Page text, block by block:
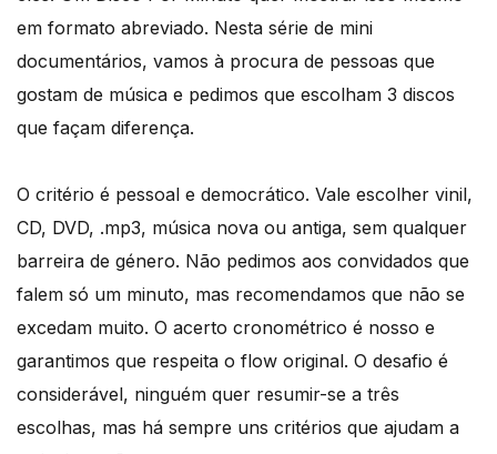
em formato abreviado. Nesta série de mini
documentários, vamos à procura de pessoas que
gostam de música e pedimos que escolham 3 discos
que façam diferença.
O critério é pessoal e democrático. Vale escolher vinil,
CD, DVD, .mp3, música nova ou antiga, sem qualquer
barreira de género. Não pedimos aos convidados que
falem só um minuto, mas recomendamos que não se
excedam muito. O acerto cronométrico é nosso e
garantimos que respeita o flow original. O desafio é
considerável, ninguém quer resumir-se a três
escolhas, mas há sempre uns critérios que ajudam a